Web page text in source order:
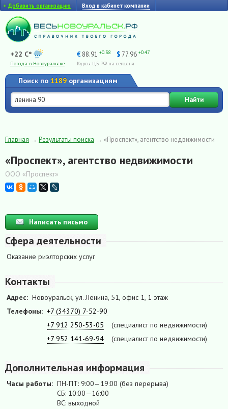
+ Добавить организацию Вход в кабинет компании
+22 C°
Погода в Новоуральске
€ 88.91 +0.38 $ 77.96 +0.47
Курсы ЦБ РФ на сегодня
Поиск по 1189 организациям
Найти
Главная → Результаты поиска → «Проспект», агентство недвижимости
«Проспект», агентство недвижимости
ООО «Проспект»
Написать письмо
Сфера деятельности
Оказание риэлторских услуг
Контакты
Адрес: Новоуральск, ул. Ленина, 51, офис 1, 1 этаж
Телефоны: +7 (34370) 7-52-90
+7 912 250-53-05
(специалист по недвижимости)
+7 952 141-69-94
(специалист по недвижимости)
Дополнительная информация
Часы работы: ПН-ПТ: 9:00—19:00 (без перерыва)
СБ: 10:00—16:00
ВС: выходной